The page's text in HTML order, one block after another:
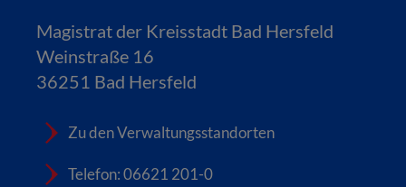
Magistrat der Kreisstadt Bad Hersfeld
Weinstraße 16
36251 Bad Hersfeld
Zu den Verwaltungsstandorten
Telefon: 06621 201-0